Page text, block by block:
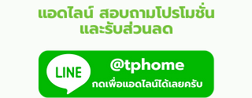
แอดไลน์ สอบถามโปรโมชั่น
และรับส่วนลด